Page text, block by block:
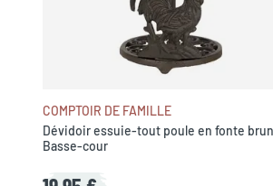
COMPTOIR DE FAMILLE
Dévidoir essuie-tout poule en fonte
Basse-cour